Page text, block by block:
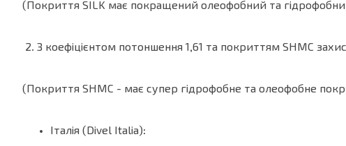
(Покриття SILK має покращений олеофобний та
2. З коефіцієнтом потоншення 1,61 та покриттям SHMC
(Покриття SHMC - має супер гідрофобне та олеофобне
Італія (Divel Italia):